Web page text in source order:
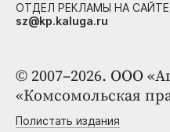
© 2007–2026. ООО
«Комсомольская
Полистать издания
ОТДЕЛ РЕКЛАМЫ НА САЙТЕ
sz@kp.kaluga.ru